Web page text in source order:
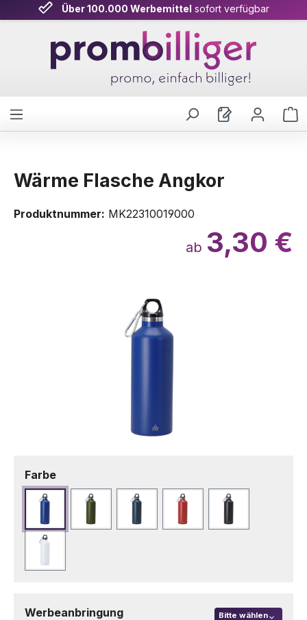
Zum Hauptinhalt springen
Über 100.000 Werbemittel sofort verfügbar
Wärme Flasche Angkor
Produktnummer: MK22310019000
ab 3,30 €
Farbeauswählen
Blau DunkelgrünMarineblauRot Schwarz
Werbeanbringung Bitte wählen